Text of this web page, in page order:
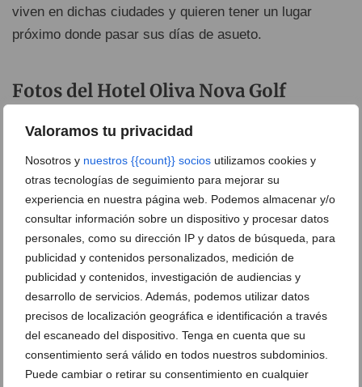
Valoramos tu privacidad
Nosotros y nuestros {{count}} socios utilizamos cookies y
otras tecnologías de seguimiento para mejorar su
experiencia en nuestra página web. Podemos almacenar y/o
consultar información sobre un dispositivo y procesar datos
personales, como su dirección IP y datos de búsqueda, para
publicidad y contenidos personalizados, medición de
publicidad y contenidos, investigación de audiencias y
desarrollo de servicios. Además, podemos utilizar datos
precisos de localización geográfica e identificación a través
del escaneado del dispositivo. Tenga en cuenta que su
consentimiento será válido en todos nuestros subdominios.
Puede cambiar o retirar su consentimiento en cualquier
viven en dichas ciudades y quieren tener un lugar
próximo donde pasar sus días de asueto.
Fotos del Hotel Oliva Nova Golf
Chiringuito del Hotel Oliva Nova Golf
Resort
Habitación del Hotel Oliva Nova Golf Habitación Hotel Oliva Nova Golf